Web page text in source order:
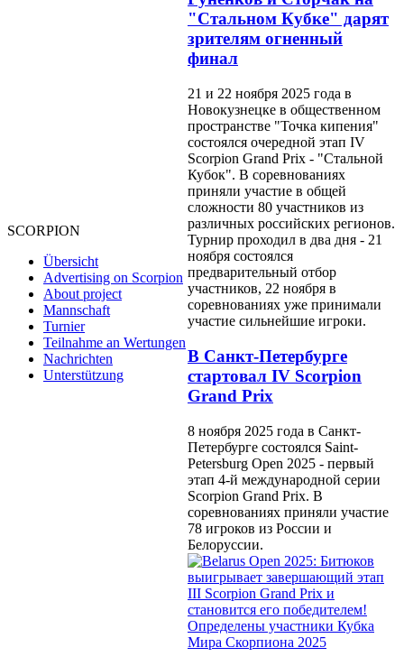
SCORPION
Übersicht
Advertising on Scorpion
About project
Mannschaft
Turnier
Teilnahme an Wertungen
Nachrichten
Unterstützung
"Стальном Кубке" дарят
зрителям огненный
финал
21 и 22 ноября 2025 года в
Новокузнецке в общественном
пространстве "Точка кипения"
состоялся очередной этап IV
Scorpion Grand Prix - "Стальной
Кубок". В соревнованиях
приняли участие в общей
сложности 80 участников из
различных российских регионов.
Турнир проходил в два дня - 21
ноября состоялся
предварительный отбор
участников, 22 ноября в
соревнованиях уже принимали
участие сильнейшие игроки.
В Санкт-Петербурге
стартовал IV Scorpion
Grand Prix
8 ноября 2025 года в Санкт-
Петербурге состоялся Saint-
Petersburg Open 2025 - первый
этап 4-й международной серии
Scorpion Grand Prix. В
соревнованиях приняли участие
78 игроков из России и
Белоруссии.